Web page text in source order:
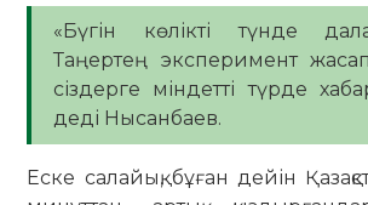
«Бүгін көлікті түнде
Таңертең эксперимент
сіздерге міндетті түрде
деді Нысанбаев.
Еске салайық, бұған дейін